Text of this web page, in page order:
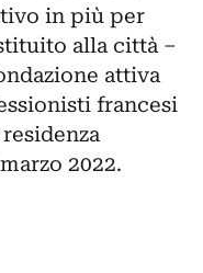
in più per
alla città –
attiva
francesi
2022.